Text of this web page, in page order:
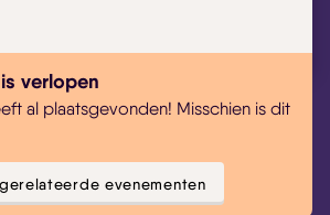
verlopen
al plaatsgevonden! Misschien is dit
evenementen